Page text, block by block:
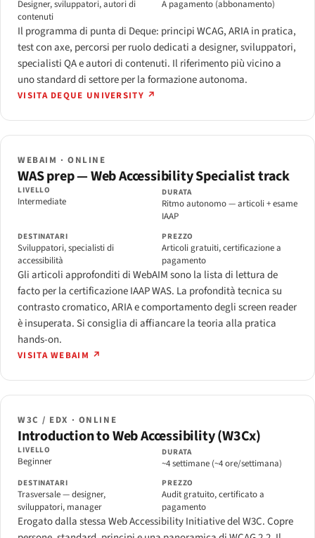
Designer, sviluppatori, autori di
contenuti
A pagamento (abbonamento)
Il programma di punta di Deque: principi WCAG, ARIA in pratica,
test con axe, percorsi per ruolo dedicati a designer, sviluppatori,
specialisti QA e autori di contenuti. Il riferimento più vicino a
uno standard di settore per la formazione autonoma.
VISITA DEQUE UNIVERSITY ↗
WEBAIM · ONLINE
WAS prep — Web Accessibility Specialist track
LIVELLO
Intermediate
DURATA
Ritmo autonomo — articoli + esame
IAAP
DESTINATARI
Sviluppatori, specialisti di
accessibilità
PREZZO
Articoli gratuiti, certificazione a
pagamento
Gli articoli approfonditi di WebAIM sono la lista di lettura de
facto per la certificazione IAAP WAS. La profondità tecnica su
contrasto cromatico, ARIA e comportamento degli screen reader
è insuperata. Si consiglia di affiancare la teoria alla pratica
hands-on.
VISITA WEBAIM ↗
W3C / EDX · ONLINE
Introduction to Web Accessibility (W3Cx)
LIVELLO
Beginner
DURATA
~4 settimane (~4 ore/settimana)
DESTINATARI
Trasversale — designer,
sviluppatori, manager
PREZZO
Audit gratuito, certificato a
pagamento
Erogato dalla stessa Web Accessibility Initiative del W3C. Copre